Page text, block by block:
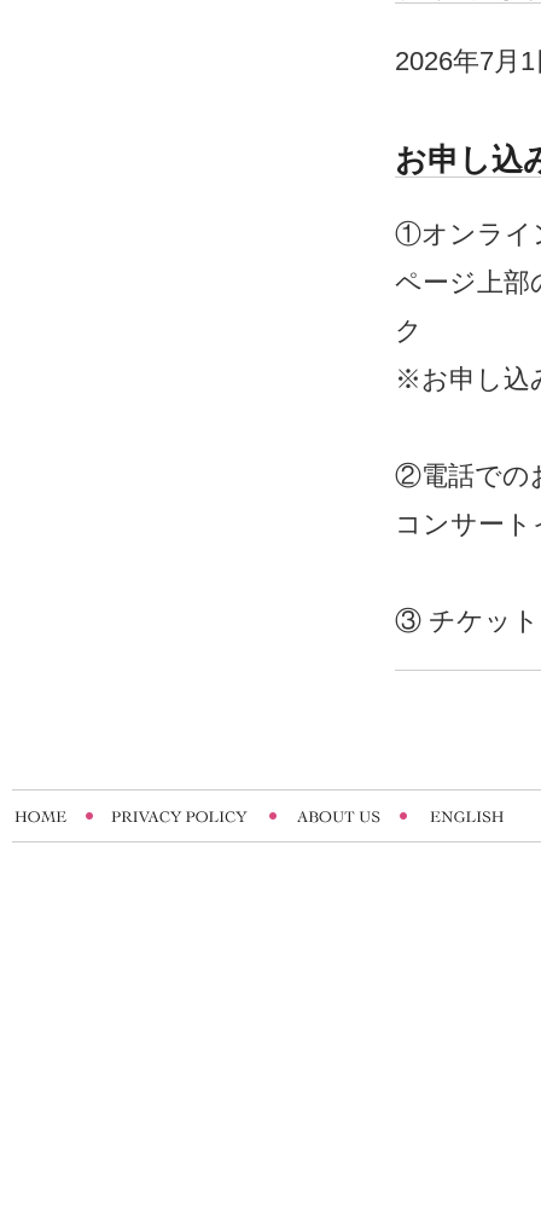
2026年7月
お申し込
①オンライ
ページ上部
ク
※ お申し込
②電話での
コンサート
③ チケッ